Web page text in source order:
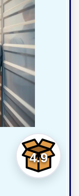
4.9